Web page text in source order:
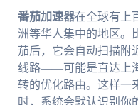
番茄加速器在全球有上
洲等华人集中的地区。
茄后，它会自动扫描附
线路——可能是直达上
转的优化路由。这样一
时，系统会默认识别你